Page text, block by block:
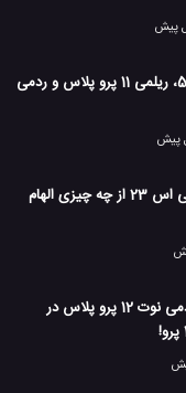
مقایسه گلکسی آ 54، ریلمی 11 پرو پلاس و ردمی
طراحی سری گلکسی اس 23 از چه چیزی الهام
مقایسه شیائومی ردمی نوت 12 پرو پلاس در